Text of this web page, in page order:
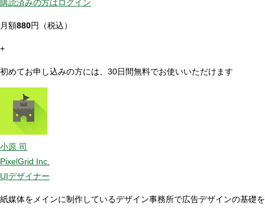
購読済みの方はログイン
月額880円（税込）
+
初めてお申し込みの方には、30日間無料でお使いいただけます
小原 司
PixelGrid Inc.
UIデザイナー
紙媒体をメインに制作しているデザイン事務所で広告デザインの基礎を